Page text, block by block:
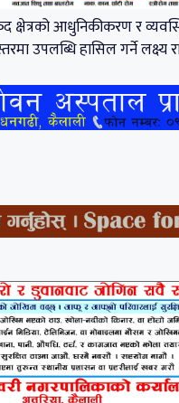
क्षेत्रको आधुनिकीकरण र
स्तरमा उपलब्धि हासिल गर्ने